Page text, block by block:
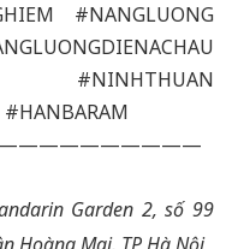
#NANGLUONG
#NINHTHUAN
#HANBARAM
Garden 2, số 99
Hoàng Mai, TP Hà Nội